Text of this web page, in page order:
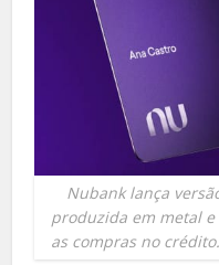
Nubank lança
produzida em metal e
as compras no